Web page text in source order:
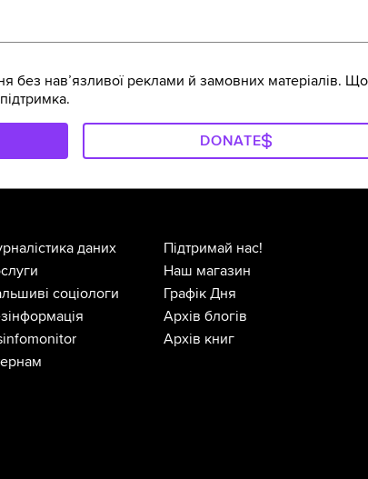
без навʼязливої реклами й замовних матеріалів.
DONATE
даних
соціологи
Підтримай нас!
Наш магазин
Графік Дня
Архів блогів
Архів книг